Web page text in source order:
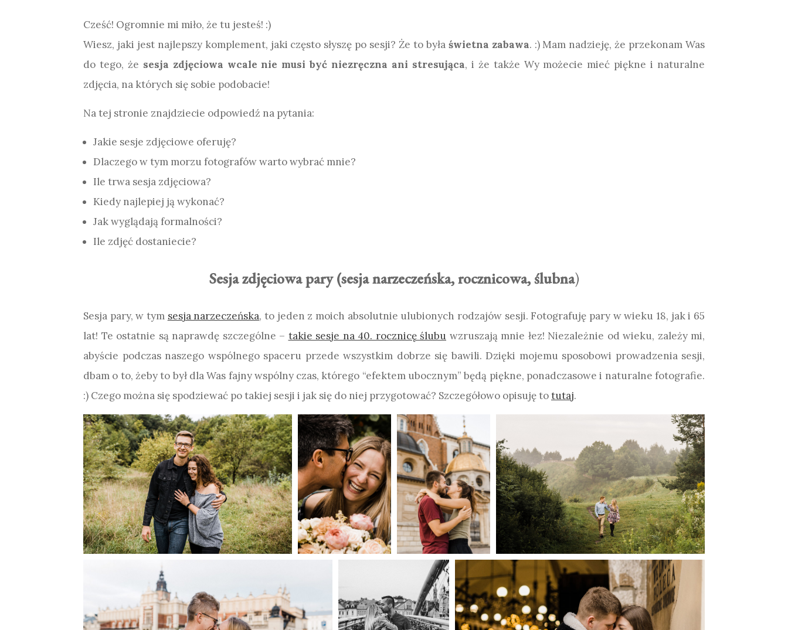
Cześć! Ogromnie mi miło, że tu jesteś! :)
Wiesz, jaki jest najlepszy komplement, jaki często słyszę po sesji? Że to była świetna zabawa. :) Mam nadzieję, że przekonam Was
do tego, że sesja zdjęciowa wcale nie musi być niezręczna ani stresująca, i że także Wy możecie mieć piękne i naturalne
zdjęcia, na których się sobie podobacie!
Na tej stronie znajdziecie odpowiedź na pytania:
Jakie sesje zdjęciowe oferuję?
Dlaczego w tym morzu fotografów warto wybrać mnie?
Ile trwa sesja zdjęciowa?
Kiedy najlepiej ją wykonać?
Jak wyglądają formalności?
Ile zdjęć dostaniecie?
Sesja zdjęciowa pary (sesja narzeczeńska, rocznicowa, ślubna)
Sesja pary, w tym sesja narzeczeńska, to jeden z moich absolutnie ulubionych rodzajów sesji. Fotografuję pary w wieku 18, jak i 65
lat! Te ostatnie są naprawdę szczególne – takie sesje na 40. rocznicę ślubu wzruszają mnie łez! Niezależnie od wieku, zależy mi,
abyście podczas naszego wspólnego spaceru przede wszystkim dobrze się bawili. Dzięki mojemu sposobowi prowadzenia sesji,
dbam o to, żeby to był dla Was fajny wspólny czas, którego “efektem ubocznym” będą piękne, ponadczasowe i naturalne fotografie.
:) Czego można się spodziewać po takiej sesji i jak się do niej przygotować? Szczegółowo opisuję totutaj.